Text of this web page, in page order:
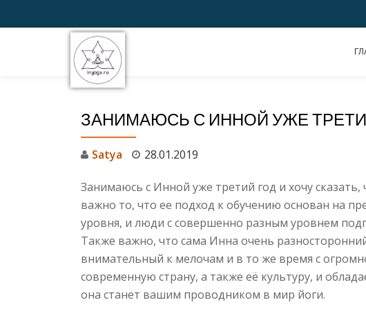
ЗАНИМАЮСЬ С ИННОЙ УЖЕ
Satya 28.01.2019
Занимаюсь с Инной уже третий год и хочу
важно то, что ее подход к обучению основан на
уровня, и люди с совершенно разным уровнем
Также важно, что сама Инна очень
внимательный к мелочам и в то же время с
современную страну, а также её культуру, и
она станет вашим проводником в мир йоги.